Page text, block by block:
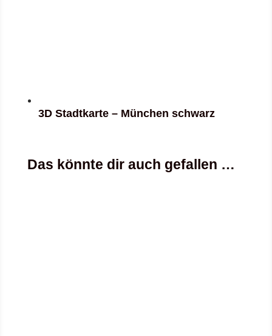
3D Stadtkarte – München schwarz
Das könnte dir auch gefallen …